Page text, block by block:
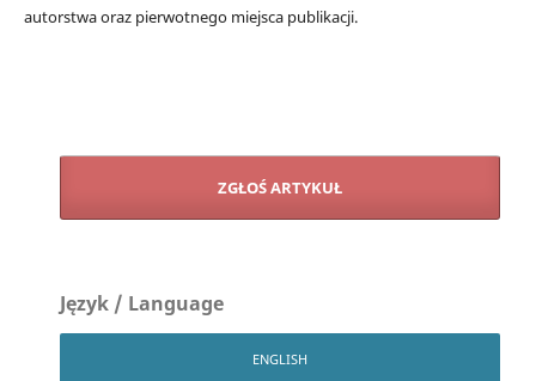
autorstwa oraz pierwotnego miejsca publikacji.
ZGŁOŚ ARTYKUŁ
Język / Language
ENGLISH